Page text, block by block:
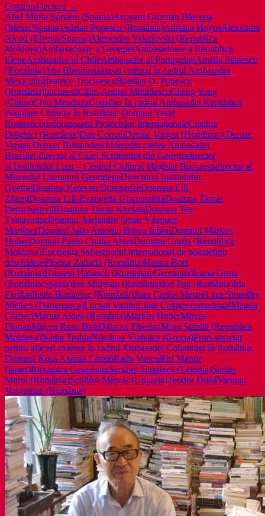
Continuă lectura Deschiderea
Festivalului
Internațional
de
Poezie
București
2025
VIDEO
COMPLET
→
Abel Muria Soriano (Spania)Acoyani Guzmán Bárcena
(Mexic/Spania)Adrian Popescu (România)Adriana HoyosAlexandra
Nicod (Elveția/Spania)Alexandru Vakulovski (Republica
Moldova)Ambasadoare a GeorgieiAmbasadoare a Republicii
EleneAmbasador al ChileAmbasador al PortugalieiAmelia Stănescu
(România)Ana Blandianaatașat cultural în cadrul Ambasadei
MexiculuiBeatrice TrocinescuBogdan O. Popescu
(România)bucurestiCălin-Andrei MihăilescuCheng Yong
(China)Clyo MendozaConsilier în cadrul Ambasadei Republicii
Populare Chineze în România; Domnul Yesid
Romerocoordonatoarea Proiectelor InternaționaleCristina
Drăghici (România)Dan ComanDenise Vargas (Honduras).Denise
Vargas.Denver Butsondeschideredin partea Ambasadei
Braziliei.director al Casei Scriitorilor din Georgiadirector
al Institutului Liszt – Centrul Cultural Maghiar Bucureștidirector al
Muzeului Literaturii GeorgieneDirectorul Institutului
GoetheDoamna Ketevan DumbadzeDoamna Lili
ZhangDoamna Lili-Evangelia GrammatikaDoamna Tamar
BeruchashviliDoamna Tamta KhelaiaDoamna Tea
TvalavadzeDomnul Alejandro Omar Vázquez
MartínezDomnul Julio Antonio Bravo IubiniDomnul Markus
HuberDomnul Paulo Cunha AlvesDumitru Crudu (Republica
Moldova)Excelența SaFestivalul international de poeziefipb
deschidereFlorina Zaharia (România)Hanna Bota
(România)Hussein Habasch (Kurdistan/Germania)Ioana Gruia
(România/Spania)Ion Mureșan (România)Ion Pop (România)Iria
FariñasIustin Butnariuc (România)Juan Carlos MestreLaus Strandby
Nielsen (Danemarca)Lucian VasiliuLuigi ColagrecomadrigalMagda
CârneciMarius Aldea (România)Markus HuberMircea
FlorianMircea Rusu BandMircea TiberianMoni Stănilă (Republica
Moldova)Nadia TrohinNikolaos Vlahakis (Grecia)Prim-secretar
pentru afaceri externe în cadrul Ambasadei Columbiei în România;
Domnul Kósa András LászlóRadu VancuRiri Manor
(Israel)Ruxandra CesereanuSerghei Timofeev (Letonia)Ștefan
Mitroi (România)Szöllősi Mátyás (Ungaria)Teodor DunăVarujan
Vosganian (România)